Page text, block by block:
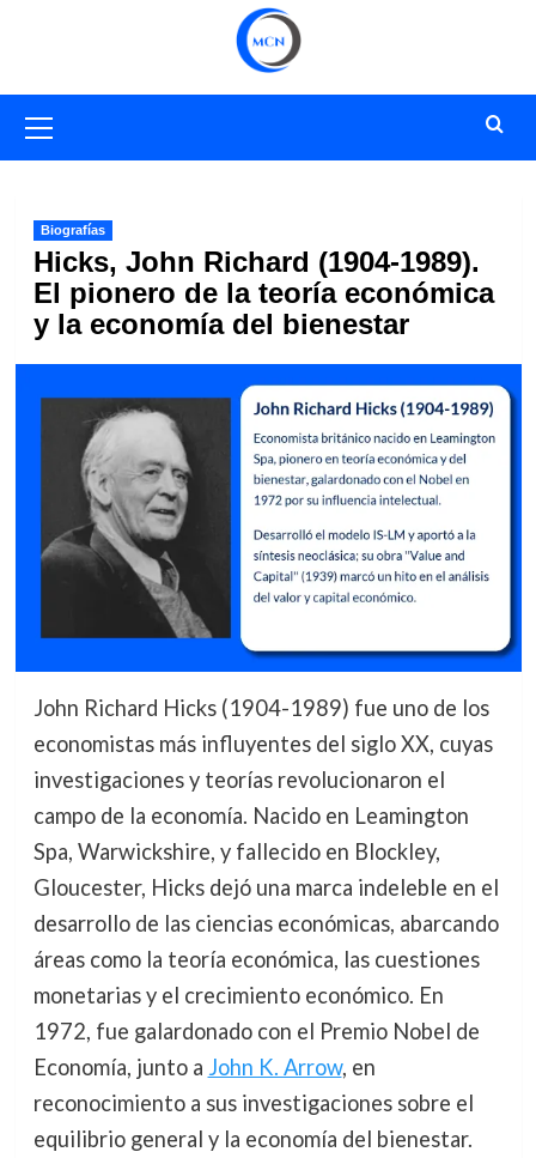
primario
Biografías
Hicks, John Richard (1904-1989).
El pionero de la teoría económica
y la economía del bienestar
John Richard Hicks (1904-1989) fue uno de los
economistas más influyentes del siglo XX, cuyas
investigaciones y teorías revolucionaron el
campo de la economía. Nacido en Leamington
Spa, Warwickshire, y fallecido en Blockley,
Gloucester, Hicks dejó una marca indeleble en el
desarrollo de las ciencias económicas, abarcando
áreas como la teoría económica, las cuestiones
monetarias y el crecimiento económico. En
1972, fue galardonado con el Premio Nobel de
Economía, junto a John K. Arrow, en
reconocimiento a sus investigaciones sobre el
equilibrio general y la economía del bienestar.